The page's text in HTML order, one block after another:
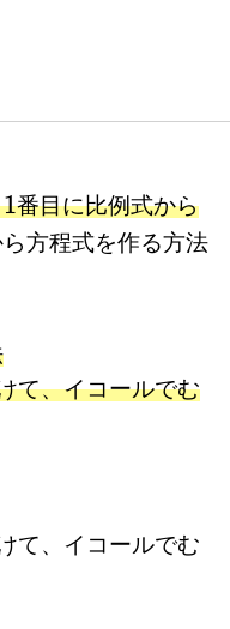
1番目に比例式から
方程式を作る方法
て、イコールでむ
て、イコールでむ